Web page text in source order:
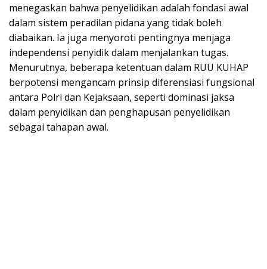
menegaskan bahwa penyelidikan adalah fondasi awal
dalam sistem peradilan pidana yang tidak boleh
diabaikan. Ia juga menyoroti pentingnya menjaga
independensi penyidik dalam menjalankan tugas.
Menurutnya, beberapa ketentuan dalam RUU KUHAP
berpotensi mengancam prinsip diferensiasi fungsional
antara Polri dan Kejaksaan, seperti dominasi jaksa
dalam penyidikan dan penghapusan penyelidikan
sebagai tahapan awal.